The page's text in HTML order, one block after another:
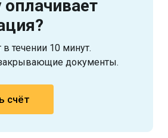
оплачивает
течении 10 минут.
документы.
счёт